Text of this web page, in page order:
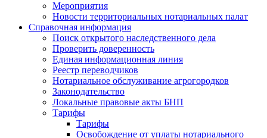
Мероприятия
Новости территориальных нотариальных палат
Справочная информация
Поиск открытого наследственного дела
Проверить доверенность
Единая информационная линия
Реестр переводчиков
Нотариальное обслуживание агрогородков
Законодательство
Локальные правовые акты БНП
Тарифы
Тарифы
Освобождение от уплаты нотариального